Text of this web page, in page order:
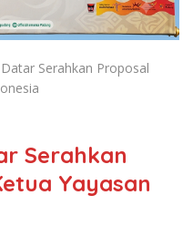
Serahkan Proposal
Serahkan
Yayasan